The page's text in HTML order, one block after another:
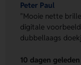
Peter Paul
"Mooie nette
digitale
dubbellaags
10 dagen geleden